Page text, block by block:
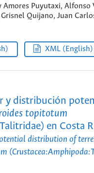
Amores Puyutaxi, Alfonso
Quijano, Juan
XML (English)
y distribución
topitotum
en Costa
distribution of